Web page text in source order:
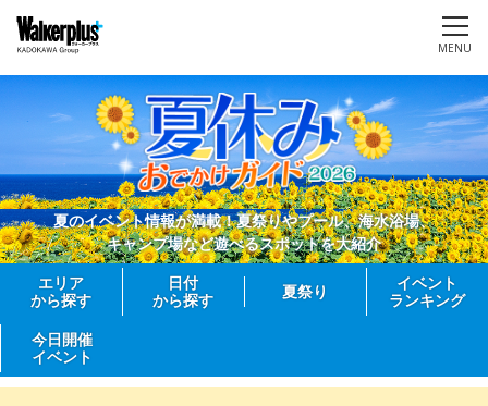
MENU
夏のイベント情報が満載！夏祭りやプール、海水浴場、
キャンプ場など遊べるスポットを大紹介
エリア
から探す
日付
から探す
夏祭り
イベント
ランキング
今日開催
イベント